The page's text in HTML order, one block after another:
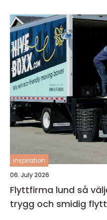
inspiration
06. July 2026
Flyttfirma lund så väljer du rätt hjälp för en
trygg och smidig flytt